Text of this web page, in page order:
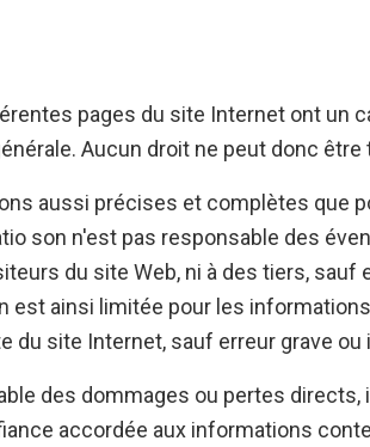
pages du site Internet ont un
Aucun droit ne peut donc
aussi précises et complètes que
son n'est pas responsable des
du site Web, ni à des tiers, sauf
est ainsi limitée pour les
site Internet, sauf erreur grave ou
des dommages ou pertes
accordée aux informations